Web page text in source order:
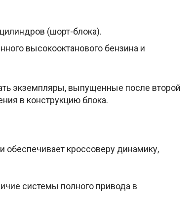
(шорт-блока).
высокооктанового бензина и
экземпляры, выпущенные после второй
в конструкцию блока.
обеспечивает кроссоверу динамику,
системы полного привода в